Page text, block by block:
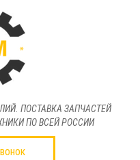
ПОСТАВКА ЗАПЧАСТЕЙ
ПО ВСЕЙ РОССИИ